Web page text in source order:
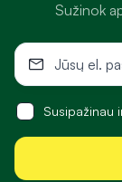
Sužinok
Susipažinau